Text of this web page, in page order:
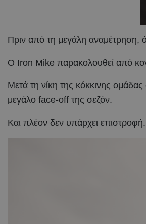
Πριν από τη μεγάλη αναμέτρηση,
Ο Iron Mike παρακολουθεί από
Μετά τη νίκη της κόκκινης
μεγάλο face-off της σεζόν.
Και πλέον δεν υπάρχει επιστροφή.